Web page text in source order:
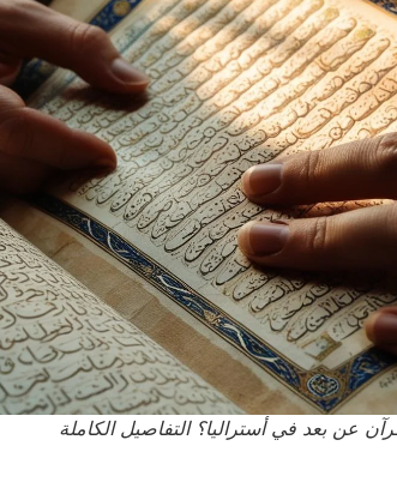
عن بعد في أستراليا؟ التفاصيل الكاملة